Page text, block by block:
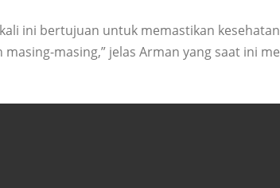
ini bertujuan untuk memastikan
masing,” jelas Arman yang saat ini